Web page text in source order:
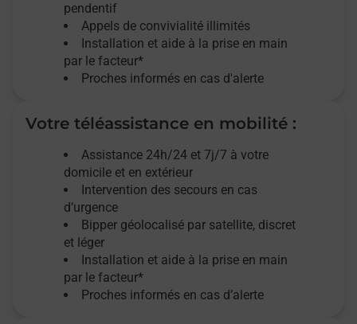
pendentif
Appels de convivialité illimités
Installation et aide à la prise en main
par le facteur*
Proches informés en cas d'alerte
Votre téléassistance en mobilité :
Assistance 24h/24 et 7j/7 à votre
domicile et en extérieur
Intervention des secours en cas
d’urgence
Bipper géolocalisé par satellite, discret
et léger
Installation et aide à la prise en main
par le facteur*
Proches informés en cas d’alerte